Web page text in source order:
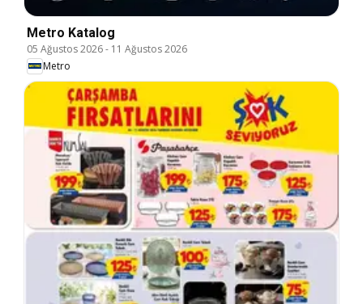
Metro Katalog
05 Ağustos 2026- 11 Ağustos 2026
Metro